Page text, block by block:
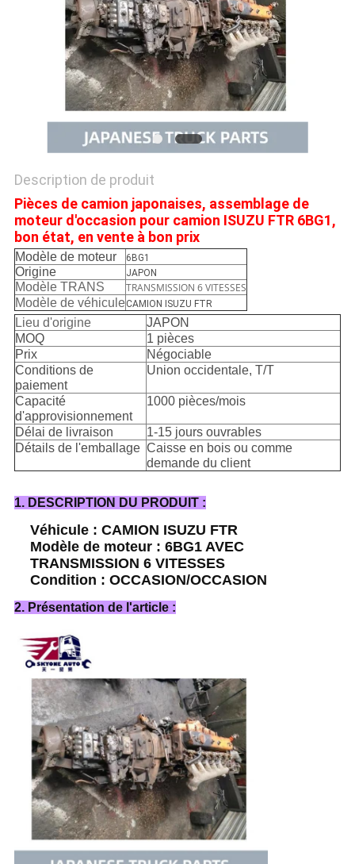
PRIVACY
POLICY
Description de produit
Pièces de camion japonaises, assemblage de
moteur d'occasion pour camion ISUZU FTR 6BG1,
bon état, en vente à bon prix
Modèle de moteur 6BG1
Origine JAPON
Modèle TRANS
TRANSMISSION 6 VITESSES
Modèle de véhiculeCAMION ISUZU FTR
Lieu d'origine
JAPON
MOQ
1 pièces
Prix
Négociable
Conditions de
paiement
Union occidentale, T/T
Capacité
d'approvisionnement
1000 pièces/mois
Délai de livraison
1-15 jours ouvrables
Détails de l'emballage Caisse en bois ou comme
demande du client
1. DESCRIPTION DU PRODUIT :
Véhicule : CAMION ISUZU FTR
Modèle de moteur : 6BG1 AVEC
TRANSMISSION 6 VITESSES
Condition : OCCASION/OCCASION
2. Présentation de l'article :